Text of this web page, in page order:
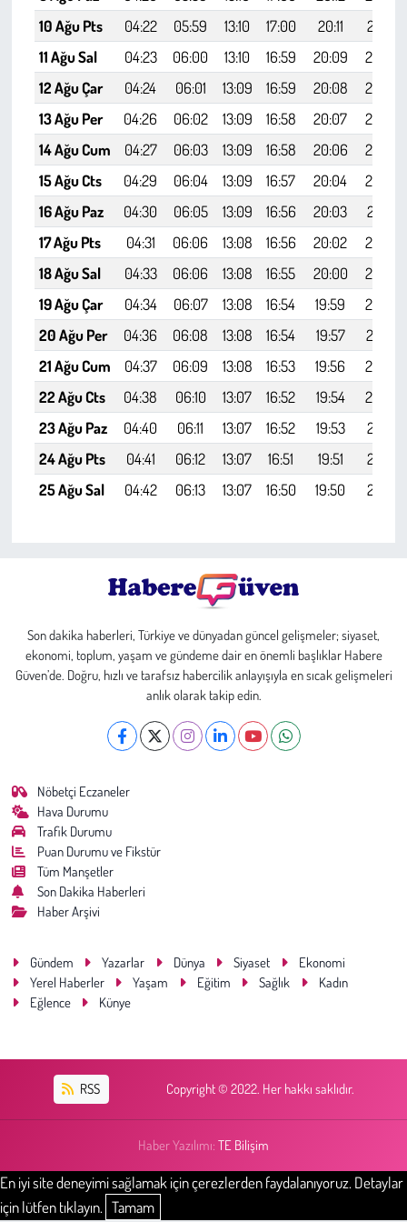
10 Ağu Pts
04:22 05:59 13:10 17:00 20:11
21:41
11 Ağu Sal
04:23 06:00 13:10 16:59 20:09
21:40
12 Ağu Çar
04:24 06:01 13:09 16:59 20:08
21:38
13 Ağu Per
04:26 06:02 13:09 16:58 20:07
21:36
14 Ağu Cum
04:27 06:03 13:09 16:58 20:06
21:34
15 Ağu Cts
04:29 06:04 13:09 16:57 20:04
21:33
16 Ağu Paz
04:30 06:05 13:09 16:56 20:03
21:31
17 Ağu Pts
04:31 06:06 13:08 16:56 20:02
21:29
18 Ağu Sal
04:33 06:06 13:08 16:55 20:00
21:27
19 Ağu Çar
04:34 06:07 13:08 16:54 19:59
21:26
20 Ağu Per
04:36 06:08 13:08 16:54 19:57
21:24
21 Ağu Cum
04:37 06:09 13:08 16:53 19:56
21:22
22 Ağu Cts
04:38 06:10 13:07 16:52 19:54
21:20
23 Ağu Paz
04:40 06:11 13:07 16:52 19:53
21:18
24 Ağu Pts
04:41 06:12 13:07 16:51 19:51
21:17
25 Ağu Sal
04:42 06:13 13:07 16:50 19:50 21:15
Son dakika haberleri, Türkiye ve dünyadan güncel gelişmeler; siyaset,
ekonomi, toplum, yaşam ve gündeme dair en önemli başlıklar Habere
Güven’de. Doğru, hızlı ve tarafsız habercilik anlayışıyla en sıcak gelişmeleri
anlık olarak takip edin.
Nöbetçi Eczaneler
Hava Durumu
Trafik Durumu
Puan Durumu ve Fikstür
Tüm Manşetler
Son Dakika Haberleri
Haber Arşivi
Gündem Yazarlar Dünya Siyaset
Ekonomi
Yerel Haberler
Yaşam Eğitim Sağlık
Kadın
Eğlence
Künye
RSS Copyright © 2022. Her hakkı saklıdır.
Haber Yazılımı: TE Bilişim
En iyi site deneyimi sağlamak için çerezlerden faydalanıyoruz. Detaylar
için lütfen tıklayın. Tamam